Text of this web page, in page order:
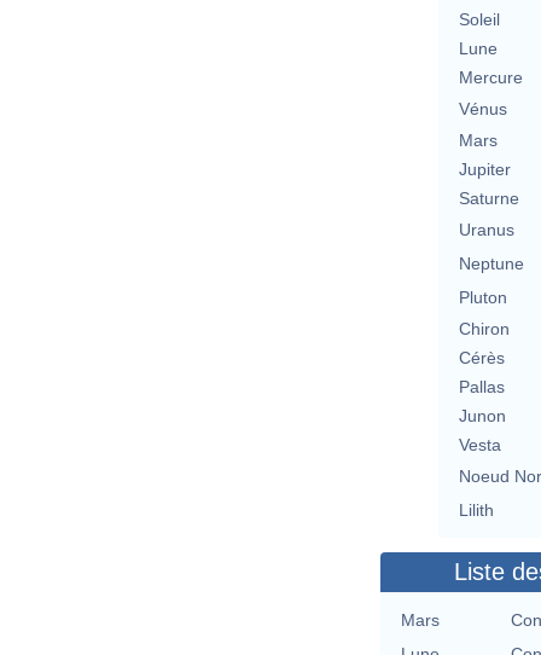
Soleil
Lune
Mercure
Vénus
Mars
Jupiter
Saturne
Uranus
Neptune
Pluton
Chiron
Cérès
Pallas
Junon
Vesta
Noeud
Lilith
Liste
Mars